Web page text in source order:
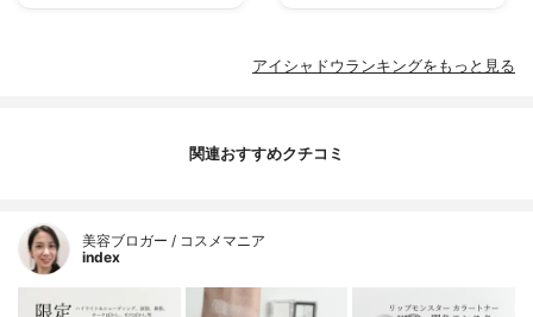
アイシャドウランキングをもっと見る
関連おすすめクチコミ
美容ブロガー / コスメマニア
index